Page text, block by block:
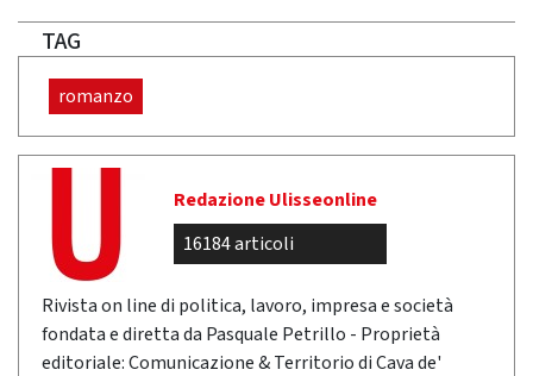
TAG
romanzo
Redazione Ulisseonline
16184 articoli
Rivista on line di politica, lavoro, impresa e società
fondata e diretta da Pasquale Petrillo - Proprietà
editoriale: Comunicazione & Territorio di Cava de'